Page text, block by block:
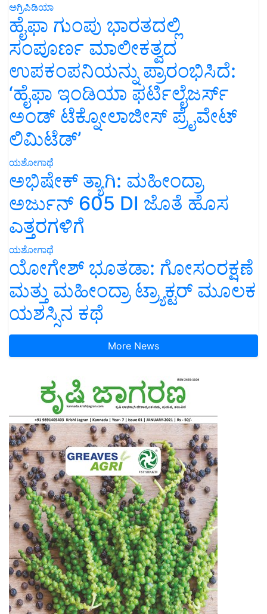
ಅಗ್ರಿಪಿಡಿಯಾ
ಹೈಫಾ ಗುಂಪು ಭಾರತದಲ್ಲಿ
ಸಂಪೂರ್ಣ ಮಾಲೀಕತ್ವದ
ಉಪಕಂಪನಿಯನ್ನು ಪ್ರಾರಂಭಿಸಿದೆ:
‘ಹೈಫಾ ಇಂಡಿಯಾ ಫರ್ಟಿಲೈಜರ್ಸ್
ಅಂಡ್ ಟೆಕ್ನೋಲಾಜೀಸ್ ಪ್ರೈವೇಟ್
ಲಿಮಿಟೆಡ್’
ಯಶೋಗಾಥೆ
ಅಭಿಷೇಕ್ ತ್ಯಾಗಿ: ಮಹೀಂದ್ರಾ
ಅರ್ಜುನ್ 605 DI ಜೊತೆ ಹೊಸ
ಎತ್ತರಗಳಿಗೆ
ಯಶೋಗಾಥೆ
ಯೋಗೇಶ್ ಭೂತಡಾ: ಗೋಸಂರಕ್ಷಣೆ
ಮತ್ತು ಮಹೀಂದ್ರಾ ಟ್ರ್ಯಾಕ್ಟರ್ ಮೂಲಕ
ಯಶಸ್ಸಿನ ಕಥೆ
More News